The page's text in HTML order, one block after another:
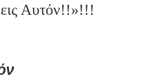
Αυτόν!!»!!!